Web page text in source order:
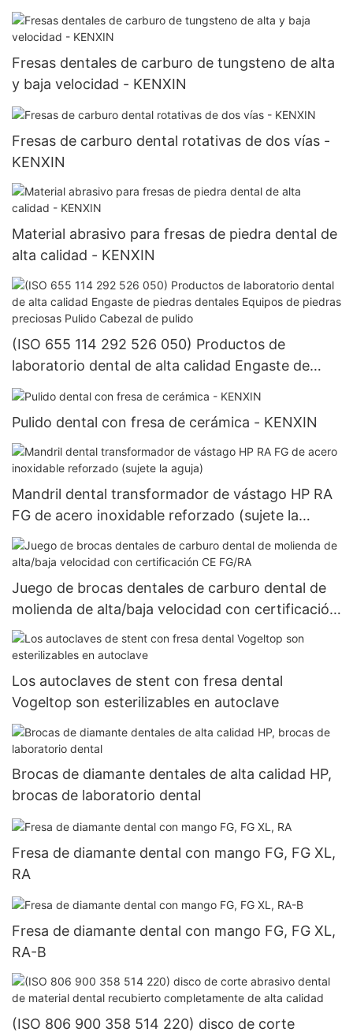
Fresas dentales de carburo de tungsteno de alta
y baja velocidad - KENXIN
Fresas de carburo dental rotativas de dos vías -
KENXIN
Material abrasivo para fresas de piedra dental de
alta calidad - KENXIN
(ISO 655 114 292 526 050) Productos de
laboratorio dental de alta calidad Engaste de
piedras dentales Equipos de piedras preciosas
Pulido dental con fresa de cerámica - KENXIN
Mandril dental transformador de vástago HP RA
FG de acero inoxidable reforzado (sujete la
aguja)
Juego de brocas dentales de carburo dental de
molienda de alta/baja velocidad con certificación
CE FG/RA
Los autoclaves de stent con fresa dental
Vogeltop son esterilizables en autoclave
Brocas de diamante dentales de alta calidad HP,
brocas de laboratorio dental
Fresa de diamante dental con mango FG, FG XL,
RA
Fresa de diamante dental con mango FG, FG XL,
RA-B
(ISO 806 900 358 514 220) disco de corte